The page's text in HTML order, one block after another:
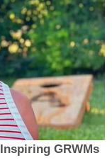
GRWMs